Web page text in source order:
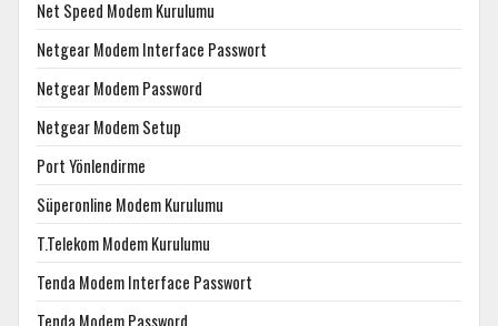
Net Speed Modem Kurulumu
Netgear Modem Interface Passwort
Netgear Modem Password
Netgear Modem Setup
Port Yönlendirme
Süperonline Modem Kurulumu
T.Telekom Modem Kurulumu
Tenda Modem Interface Passwort
Tenda Modem Password